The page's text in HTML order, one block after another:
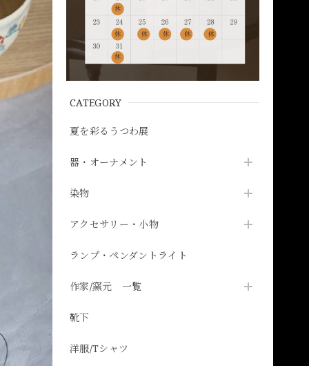
CATEGORY
夏を彩るうつわ展
器・オーナメント
染物
アクセサリー・小物
ランプ・ペンダントライト
作家/窯元 一覧
靴下
洋服/Tシャツ